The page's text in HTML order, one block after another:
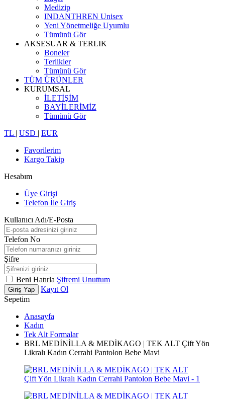
Medizip
INDANTHREN Unisex
Yeni Yönetmeliğe Uyumlu
Tümünü Gör
AKSESUAR & TERLIK
Boneler
Terlikler
Tümünü Gör
TÜM ÜRÜNLER
KURUMSAL
İLETİŞİM
BAYİLERİMİZ
Tümünü Gör
TL | USD | EUR
Favorilerim
Kargo Takip
Hesabım
Üye Girişi
Telefon İle Giriş
Kullanıcı Adı/E-Posta
Telefon No
Şifre
Beni Hatırla Şifremi Unuttum
Giriş Yap
Kayıt Ol
Sepetim
Anasayfa
Kadın
Tek Alt Formalar
BRL MEDİNİLLA & MEDİKAGO | TEK ALT Çift Yön
Likralı Kadın Cerrahi Pantolon Bebe Mavi